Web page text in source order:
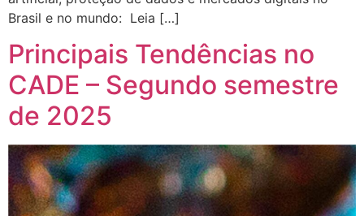
Brasil e no mundo: Leia […]
Principais Tendências no
CADE – Segundo semestre
de 2025